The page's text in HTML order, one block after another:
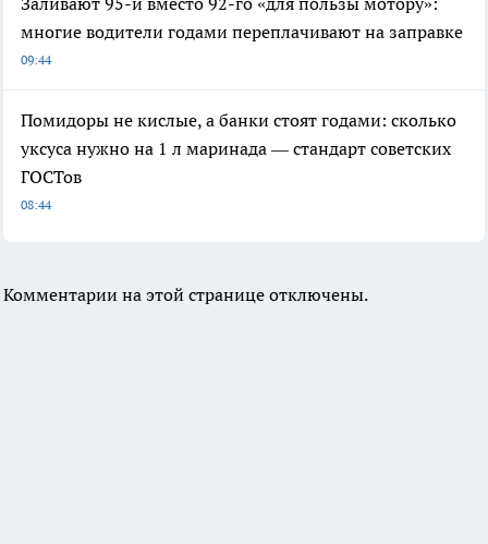
многие водители годами переплачивают на заправке
09:44
Помидоры не кислые, а банки стоят годами: сколько
уксуса нужно на 1 л маринада — стандарт советских
ГОСТов
08:44
Комментарии на этой странице отключены.